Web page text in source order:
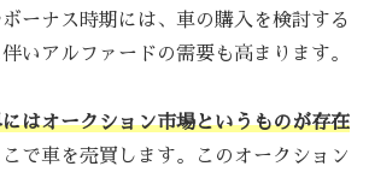
ーナス時期には、車の購入を検討する
いアルファードの需要も高まります。
はオークション市場というものが存在
で車を売買します。このオークション